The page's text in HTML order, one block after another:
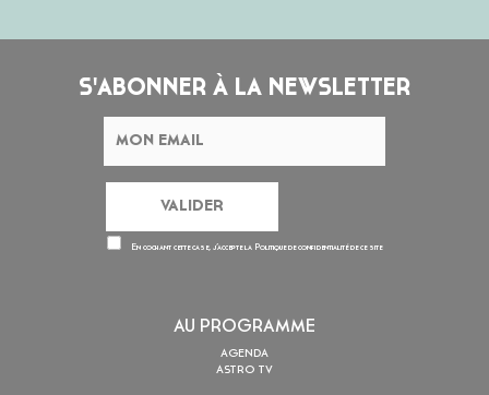
S'ABONNER À LA NEWSLETTER
En cochant cette case, j’accepte la Politique de confidentialitéde ce site
AU PROGRAMME
AGENDA
ASTRO TV